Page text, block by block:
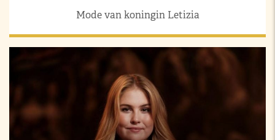
Mode van koningin Letizia